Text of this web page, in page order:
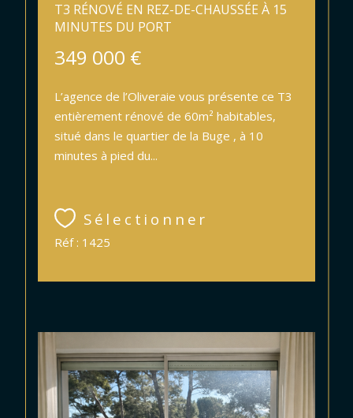
T3 RÉNOVÉ EN REZ-DE-CHAUSSÉE À 15
MINUTES DU PORT
349 000 €
L’agence de l’Oliveraie vous présente ce T3
entièrement rénové de 60m² habitables,
situé dans le quartier de la Buge , à 10
minutes à pied du...
Sélectionner
Réf : 1425